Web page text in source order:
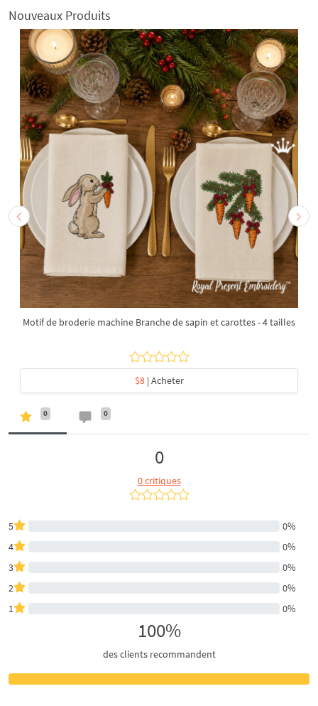
Nouveaux Produits
Motif de broderie machine Branche de sapin et carottes - 4 tailles
$8| Acheter
0 0
0
0 critiques
5
0%
4
0%
3
0%
2
0%
1
0%
100%
des clients recommandent